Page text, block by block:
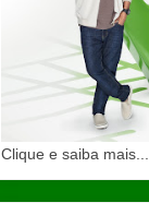
Clique e saiba mais...